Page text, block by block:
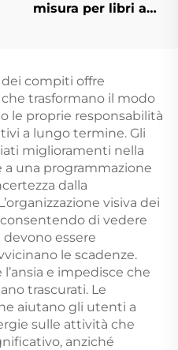
misura per libri a
compiti offre
trasformano il modo
le proprie responsabilità
a lungo termine. Gli
miglioramenti nella
una programmazione
dalla
visiva dei
di vedere
essere
le scadenze.
e impedisce che
trascurati. Le
aiutano gli utenti a
sulle attività che
anziché